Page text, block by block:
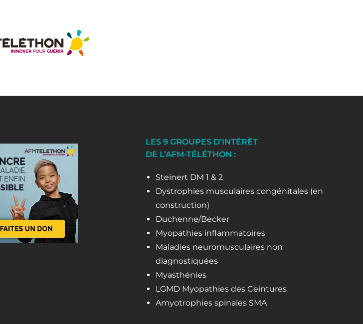
LES 9 GROUPES D’INTÉRÊT
DE L’AFM-TÉLÉTHON :
Steinert DM 1 & 2
Dystrophies musculaires congénitales (en
construction)
Duchenne/Becker
Myopathies inflammatoires
Maladies neuromusculaires non
diagnostiquées
Myasthénies
LGMD Myopathies des Ceintures
Amyotrophies spinales SMA